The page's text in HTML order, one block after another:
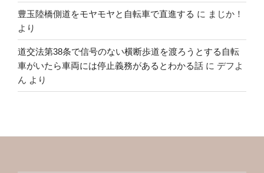
豊玉陸橋側道をモヤモヤと自転車で直進する に まじか！
より
道交法第38条で信号のない横断歩道を渡ろうとする自転
車がいたら車両には停止義務があるとわかる話 に デフよ
ん より